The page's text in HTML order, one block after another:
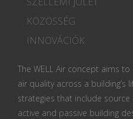
KÖZÖSSÉG
INNOVÁCIÓK
The WELL Air concept aims
air quality across a building’s
strategies that include
active and passive building